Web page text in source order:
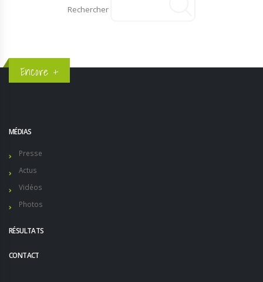
Rechercher
Encore +
MÉDIAS
Presse
Actus
Vidéos
Photos
RÉSULTATS
CONTACT